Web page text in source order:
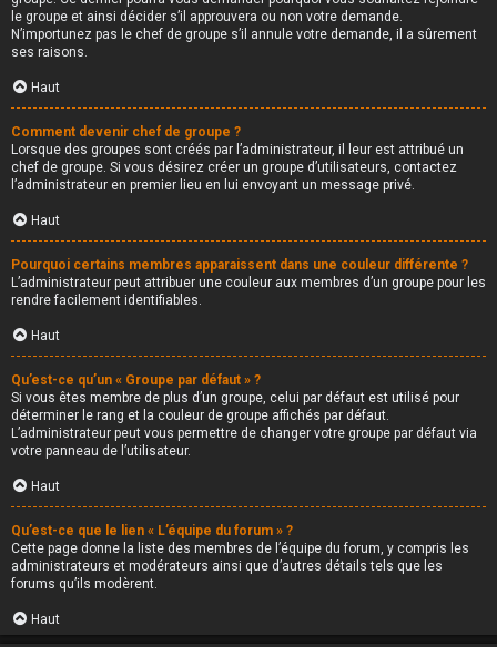
le groupe et ainsi décider s’il approuvera ou non votre demande.
N’importunez pas le chef de groupe s’il annule votre demande, il a sûrement
ses raisons.
Haut
Comment devenir chef de groupe ?
Lorsque des groupes sont créés par l’administrateur, il leur est attribué un
chef de groupe. Si vous désirez créer un groupe d’utilisateurs, contactez
l’administrateur en premier lieu en lui envoyant un message privé.
Haut
Pourquoi certains membres apparaissent dans une couleur différente ?
L’administrateur peut attribuer une couleur aux membres d’un groupe pour les
rendre facilement identifiables.
Haut
Qu’est-ce qu’un « Groupe par défaut » ?
Si vous êtes membre de plus d’un groupe, celui par défaut est utilisé pour
déterminer le rang et la couleur de groupe affichés par défaut.
L’administrateur peut vous permettre de changer votre groupe par défaut via
votre panneau de l’utilisateur.
Haut
Qu’est-ce que le lien « L’équipe du forum » ?
Cette page donne la liste des membres de l’équipe du forum, y compris les
administrateurs et modérateurs ainsi que d’autres détails tels que les
forums qu’ils modèrent.
Haut